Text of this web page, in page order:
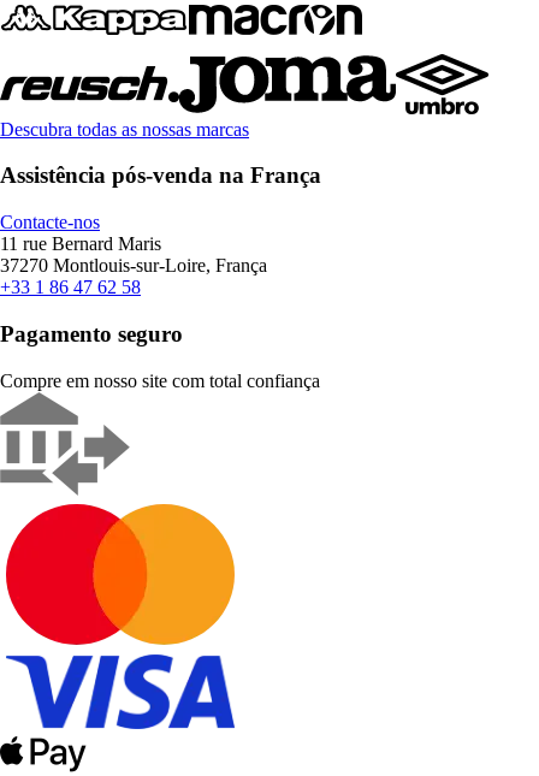
Descubra todas as nossas marcas
Assistência pós-venda na França
Contacte-nos
11 rue Bernard Maris
37270 Montlouis-sur-Loire, França
+33 1 86 47 62 58
Pagamento seguro
Compre em nosso site com total confiança